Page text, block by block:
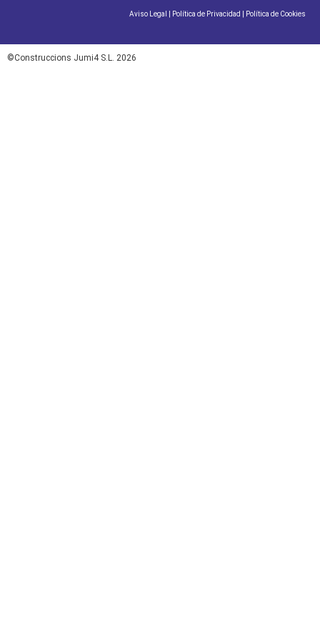
Aviso Legal Política de Privacidad Política de Cookies
©Construccions Jumi4 S.L. 2026